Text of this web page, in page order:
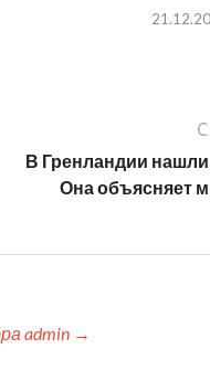
В Гренландии
Она объясняет
admin →